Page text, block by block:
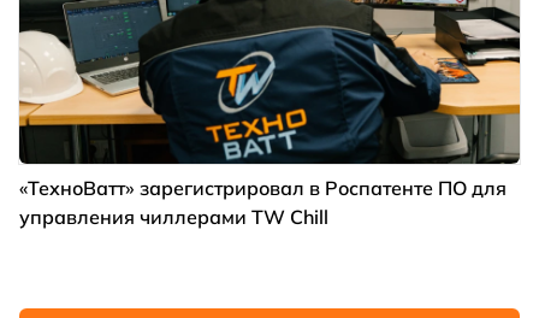
«ТехноВатт» зарегистрировал в Роспатенте ПО для
управления чиллерами TW Chill